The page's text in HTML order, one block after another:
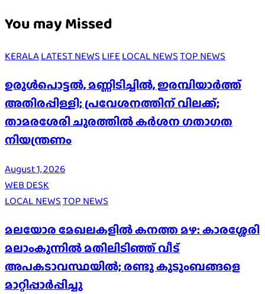
You may Missed
KERALALATEST NEWSLIFELOCAL NEWSTOP NEWS
ഉരുൾപൊട്ടൽ, മണ്ണിടിച്ചിൽ, ഇരമ്പിയാര്‍ത്ത്
അതിരപ്പിള്ളി; പ്രവേശനത്തിന് വിലക്ക്;
താമരശേരി ചുരത്തില്‍ കര്‍ശന ഗതാഗത
നിയന്ത്രണം
August 1, 2026
WEB DESK
LOCAL NEWSTOP NEWS
മലയോര മേഖലകളിൽ കനത്ത മഴ: കാരശ്ശേരി
മലാംകുന്നിൽ മതിലിടിഞ്ഞ് വീട്
അപകടാവസ്ഥയിൽ; രണ്ടു കുടുംബങ്ങളെ
മാറ്റിപ്പാർപ്പിച്ചു